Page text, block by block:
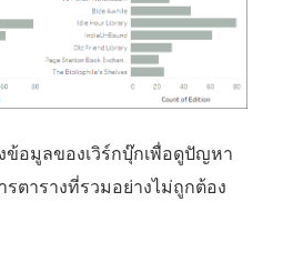
ข้อมูลของเวิร์กบุ๊กเพื่อดูปัญหา
ตารางที่รวมอย่างไม่ถูกต้อง